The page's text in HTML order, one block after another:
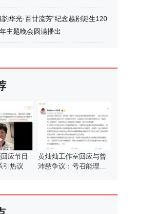
韵华光·百廿流芳”纪念越剧诞生120
主题晚会圆满播出
应节目
引热议
黄灿灿工作室回应与曾
沛慈争议：号召能理智